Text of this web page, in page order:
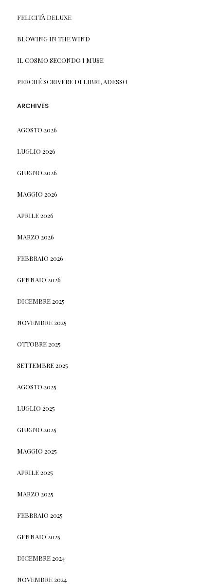
FELICITÀ DELUXE
BLOWING IN THE WIND
IL COSMO SECONDO I MUSE
PERCHÉ SCRIVERE DI LIBRI, ADESSO
ARCHIVES
AGOSTO 2026
LUGLIO 2026
GIUGNO 2026
MAGGIO 2026
APRILE 2026
MARZO 2026
FEBBRAIO 2026
GENNAIO 2026
DICEMBRE 2025
NOVEMBRE 2025
OTTOBRE 2025
SETTEMBRE 2025
AGOSTO 2025
LUGLIO 2025
GIUGNO 2025
MAGGIO 2025
APRILE 2025
MARZO 2025
FEBBRAIO 2025
GENNAIO 2025
DICEMBRE 2024
NOVEMBRE 2024